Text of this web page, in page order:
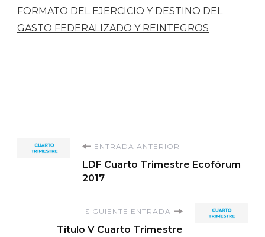
FORMATO DEL EJERCICIO Y DESTINO DEL
GASTO FEDERALIZADO Y REINTEGROS
Navegación
entradas
ENTRADA ANTERIOR
LDF Cuarto Trimestre Ecofórum
2017
SIGUIENTE ENTRADA
Título V Cuarto Trimestre